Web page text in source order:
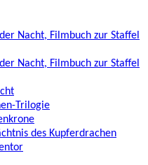
Nacht, Filmbuch zur Staffel
Nacht, Filmbuch zur Staffel
Trilogie
des Kupferdrachen